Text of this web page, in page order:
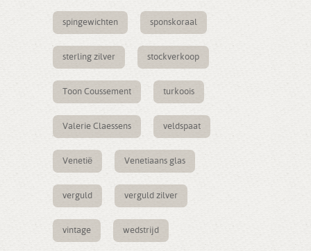
spingewichten sponskoraal
sterling zilver stockverkoop
Toon Coussement turkoois
Valerie Claessens veldspaat
Venetië Venetiaans glas
verguld verguld zilver
vintage wedstrijd